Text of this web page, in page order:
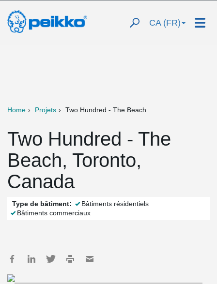
CA (FR)
Home Projets Two Hundred - The Beach
Two Hundred - The
Beach, Toronto,
Canada
Type de bâtiment:
Bâtiments résidentiels
Bâtiments commerciaux